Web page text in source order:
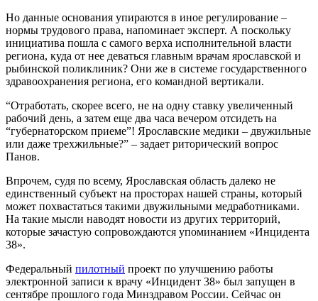
Но данные основания упираются в иное регулирование –
нормы трудового права, напоминает эксперт. А поскольку
инициатива пошла с самого верха исполнительной власти
региона, куда от нее деваться главным врачам ярославской и
рыбинской поликлиник? Они же в системе государственного
здравоохранения региона, его командной вертикали.
“Отработать, скорее всего, не на одну ставку увеличенный
рабочий день, а затем еще два часа вечером отсидеть на
“губернаторском приеме”! Ярославские медики – двужильные
или даже трехжильные?” – задает риторический вопрос
Панов.
Впрочем, судя по всему, Ярославская область далеко не
единственный субъект на просторах нашей страны, который
может похвастаться такими двужильными медработниками.
На такие мысли наводят новости из других территорий,
которые зачастую сопровождаются упоминанием «Инцидента
38».
Федеральный пилотный проект по улучшению работы
электронной записи к врачу «Инцидент 38» был запущен в
сентябре прошлого года Минздравом России. Сейчас он